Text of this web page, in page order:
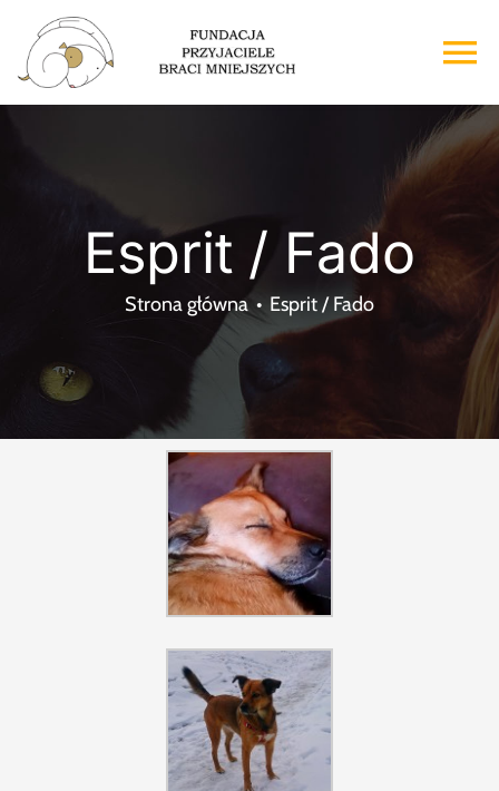
Przejdź
zawartości
Wsparcie
Kontakt
Esprit / Fado
Strona główna Esprit / Fado